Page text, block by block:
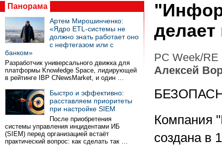
Панорама
Артем Мирошинченко:
«Ядро ETL-системы не
должно знать работает оно
с нефтегазом или с
банком»
Разработчик универсального движка для
платформы Knowledge Space, лидирующей
в рейтинге IBP CNewsMarket, и один …
Быстро и эффективно:
расставляем приоритеты
при настройке SIEM
После приобретения
системы управления инцидентами ИБ
(SIEM) перед организацией встаёт
практический вопрос: как сделать так …
PC Week/RE
Алексей
Компания
создана в